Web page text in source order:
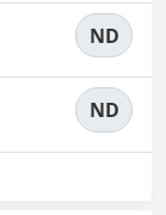
ND
ND